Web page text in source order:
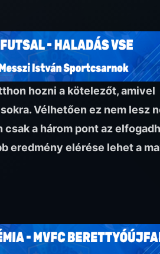
hozni a kötelezőt, amivel
Vélhetően ez nem lesz
csak a három pont az
eredmény elérése lehet a